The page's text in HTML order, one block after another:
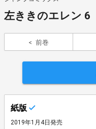
左ききのエレン 6
前巻
紙版
2019年1月4日発売